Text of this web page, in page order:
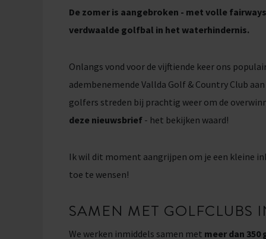
De zomer is aangebroken - met volle
verdwaalde golfbal in het waterhindernis.
Onlangs vond voor de vijftiende keer ons
adembenemende Vallda Golf & Country Club
golfers streden bij prachtig weer om de
deze nieuwsbrief - het bekijken waard!
Ik wil dit moment aangrijpen om je een kleine
toe te wensen!
SAMEN MET GOLFCLUBS
We werken inmiddels samen met meer dan